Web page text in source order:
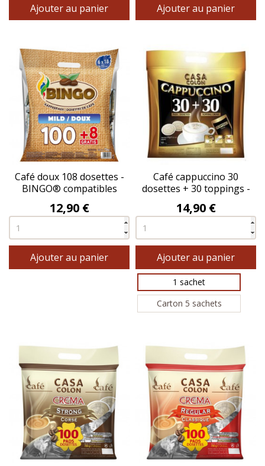
Ajouter au panier Ajouter au panier
Café doux 108 dosettes -
BINGO® compatibles
Prix
12,90 €
Ajouter au panier
Café cappuccino 30
dosettes + 30 toppings -
- CASA...
Prix
14,90 €
Ajouter au panier
1 sachet
Carton 5 sachets